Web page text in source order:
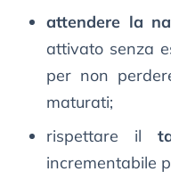
attendere la
attivato senza
per non
maturati;
rispettare il
incrementabile